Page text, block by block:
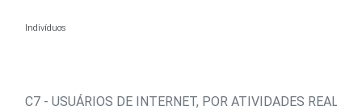
Indivíduos
C7 - USUÁRIOS DE INTERNET, POR ATIVIDADES